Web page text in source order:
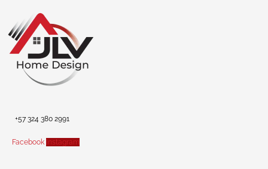
contenido
+57 324 380 2991
Facebook Instagram